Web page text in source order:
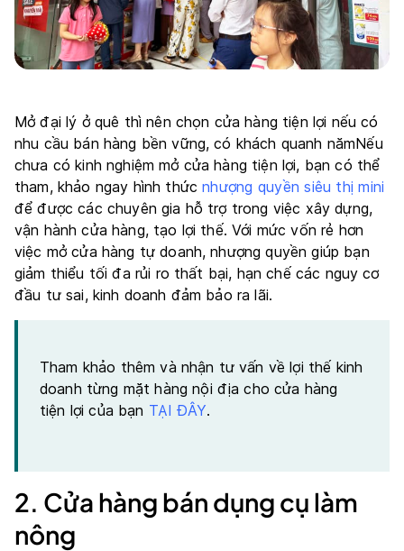
Mở đại lý ở quê thì nên chọn cửa hàng tiện lợi nếu có
nhu cầu bán hàng bền vững, có khách quanh nămNếu
chưa có kinh nghiệm mở cửa hàng tiện lợi, bạn có thể
tham, khảo ngay hình thứcnhượng quyền siêu thị mini
để được các chuyên gia hỗ trợ trong việc xây dựng,
vận hành cửa hàng, tạo lợi thế. Với mức vốn rẻ hơn
việc mở cửa hàng tự doanh, nhượng quyền giúp bạn
giảm thiểu tối đa rủi ro thất bại, hạn chế các nguy cơ
đầu tư sai, kinh doanh đảm bảo ra lãi.
Tham khảo thêm và nhận tư vấn về lợi thế kinh
doanh từng mặt hàng nội địa cho cửa hàng
tiện lợi của bạn TẠI ĐÂY.
2. Cửa hàng bán dụng cụ làm
nông